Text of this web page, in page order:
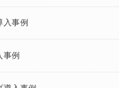
入事例
事例